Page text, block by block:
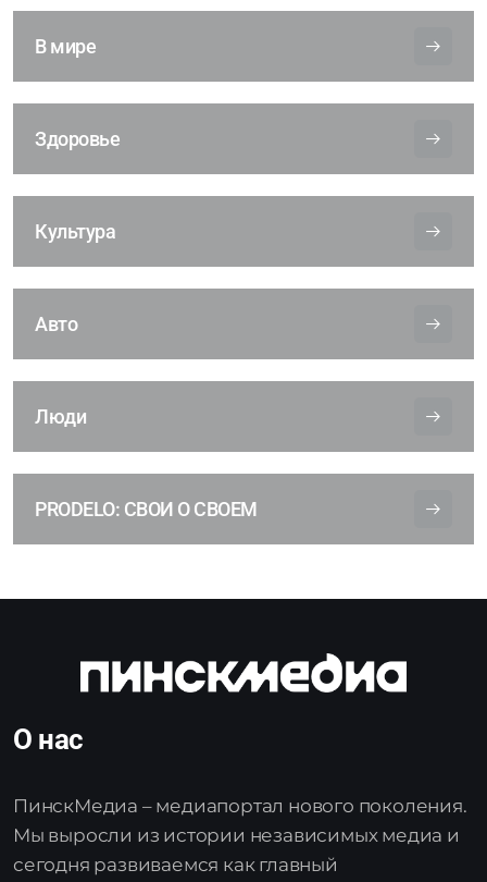
В мире
Здоровье
Культура
Авто
Люди
PRODELO: СВОИ О СВОЕМ
О нас
ПинскМедиа – медиапортал нового поколения.
Мы выросли из истории независимых медиа и
сегодня развиваемся как главный